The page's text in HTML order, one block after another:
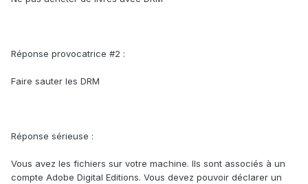
Réponse provocatrice #2 :
Faire sauter les DRM
Réponse sérieuse :
Vous avez les fichiers sur votre machine. Ils sont associés à un
compte Adobe Digital Editions. Vous devez pouvoir déclarer un